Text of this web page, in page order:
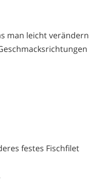
man leicht verändern
festes Fischfilet